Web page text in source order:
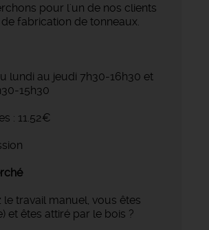
pour l'un de nos clients
fabrication de tonneaux.
lundi au jeudi 7h30-16h30 et
15h30
: 11.52€
le travail manuel, vous êtes
et êtes attiré par le bois ?